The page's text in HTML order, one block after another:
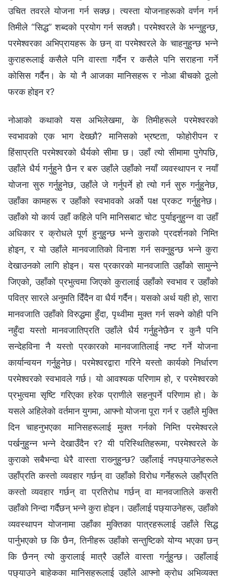
उचित तवरले योजना गर्न सक्छ। त्यस्ता योजनाहरूको वर्णन गर्न
तिमीले “सिद्ध” शब्दको प्रयोग गर्न सक्छौ। परमेश्‍वरले के भन्‍नुहुन्छ,
परमेश्‍वरका अभिप्रायहरू के छन् वा परमेश्‍वरले के चाहनुहुन्छ भ‍न्‍ने
कुराहरूलाई कसैले पनि वास्ता गर्दैन र कसैले पनि सराहना गर्ने
कोसिस गर्दैन। के यो नै आजका मानिसहरू र नोआ बीचको ठूलो
फरक होइन र?
नोआको कथाको यस अभिलेखमा, के तिमीहरूले परमेश्‍वरको
स्वभावको एक भाग देख्छौ? मानिसको भ्रष्टता, फोहोरीपन र
हिंसाप्रति परमेश्‍वरको धैर्यको सीमा छ। उहाँ त्यो सीमामा पुगेपछि,
उहाँले धैर्य गर्नुहुने छैन र बरु उहाँले उहाँको नयाँ व्यवस्थापन र नयाँ
योजना सुरु गर्नुहुनेछ, उहाँले जे गर्नुपर्ने हो त्यो गर्न सुरु गर्नुहुनेछ,
उहाँका कामहरू र उहाँको स्वभावको अर्को पक्ष प्रकट गर्नुहुनेछ।
उहाँको यो कार्य उहाँ कहिले पनि मानिसबाट चोट पुर्याइनुहुन्न वा उहाँ
अधिकार र क्रोधले पूर्ण हुनुहुन्छ भन्‍ने कुराको प्रदर्शनको निम्ति
होइन, र यो उहाँले मानवजातिको विनाश गर्न सक्‍नुहुन्छ भन्‍ने कुरा
देखाउनको लागि होइन। यस प्रकारको मानवजाति उहाँको सामुन्‍ने
जिएको, उहाँको प्रभुत्वमा जिएको कुरालाई उहाँको स्वभाव र उहाँको
पवित्र सारले अनुमति दिँदैन वा धैर्य गर्दैन। यसको अर्थ यही हो, सारा
मानवजाति उहाँको विरुद्धमा हुँदा, पृथ्वीमा मुक्त गर्न सक्ने कोही पनि
नहुँदा यस्तो मानवजातिप्रति उहाँले धैर्य गर्नुहुनेछैन र कुनै पनि
सन्देहविना नै यस्तो प्रकारको मानवजातिलाई नष्ट गर्ने योजना
कार्यान्वयन गर्नुहुनेछ। परमेश्‍वरद्वारा गरिने यस्तो कार्यको निर्धारण
परमेश्‍वरको स्वभावले गर्छ। यो आवश्यक परिणाम हो, र परमेश्‍वरको
प्रभुत्वमा सृष्टि गरिएका हरेक प्राणीले सहनुपर्ने परिणाम हो। के
यसले अहिलेको वर्तमान युगमा, आफ्नो योजना पूरा गर्न र उहाँले मुक्ति
दिन चाहनुभएका मानिसहरूलाई मुक्त गर्नको निम्ति परमेश्‍वरले
पर्खनुहुन्‍न भन्‍ने देखाउँदैन र? यी परिस्थितिहरूमा, परमेश्‍वरले के
कुराको सबैभन्दा धेरै वास्ता राख्‍नुहुन्छ? उहाँलाई नपछ्याउनेहरूले
उहाँप्रति कस्तो व्यवहार गर्छन् वा उहाँको विरोध गर्नेहरूले उहाँप्रति
कस्तो व्यवहार गर्छन् वा प्रतिरोध गर्छन् वा मानवजातिले कसरी
उहाँको निन्दा गर्दैछन् भन्‍ने कुरा होइन। उहाँलाई पछ्याउनेहरू, उहाँको
व्यवस्थापन योजनामा उहाँका मुक्तिका पात्रहरूलाई उहाँले सिद्ध
पार्नुभएको छ कि छैन, तिनीहरू उहाँको सन्तुष्टिको योग्य भएका छन्
कि छैनन् त्यो कुरालाई मात्रै उहाँले वास्ता गर्नुहुन्छ। उहाँलाई
पछ्याउने बाहेकका मानिसहरूलाई उहाँले आफ्नो क्रोध अभिव्यक्त